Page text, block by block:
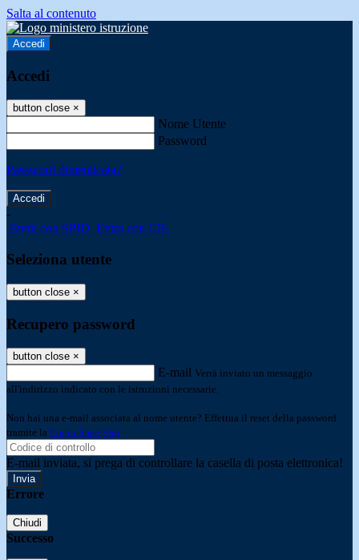
Salta al contenuto
Accedi
Accedi
button close ×
Nome Utente
Password
Password dimenticata?
-
Entra con SPID Entra con CIE
Seleziona utente
button close ×
Recupero password
button close ×
E-mail Verrà inviato un messaggio
all'indirizzo indicato con le istruzioni necessarie.
Non hai una e-mail associata al nome utente? Effettua il reset della password
tramite la Login Spaggiari
E-mail inviata, si prega di controllare la casella di posta elettronica!
Errore
Chiudi
Successo